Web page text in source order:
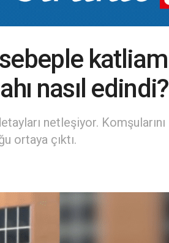
katliam
nasıl edindi?
netleşiyor. Komşularını
ortaya çıktı.